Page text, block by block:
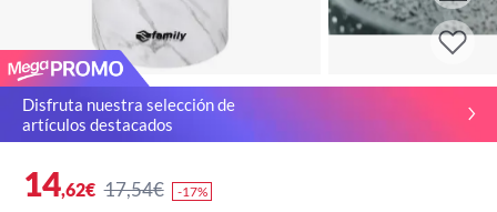
Disfruta nuestra selección de
artículos destacados
14,62€ 17,54€ -17%